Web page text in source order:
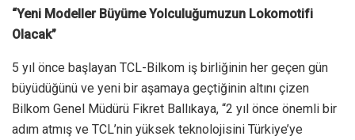
“Yeni Modeller Büyüme Yolculuğumuzun Lokomotifi
Olacak”
5 yıl önce başlayan TCL-Bilkom iş birliğinin her geçen gün
büyüdüğünü ve yeni bir aşamaya geçtiğinin altını çizen
Bilkom Genel Müdürü Fikret Ballıkaya, “2 yıl önce önemli bir
adım atmış ve TCL’nin yüksek teknolojisini Türkiye’ye